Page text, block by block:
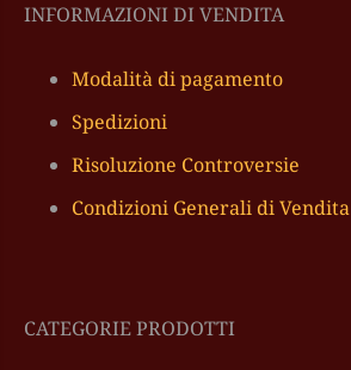
INFORMAZIONI DI VENDITA
Modalità di pagamento
Spedizioni
Risoluzione Controversie
Condizioni Generali di Vendita
CATEGORIE PRODOTTI